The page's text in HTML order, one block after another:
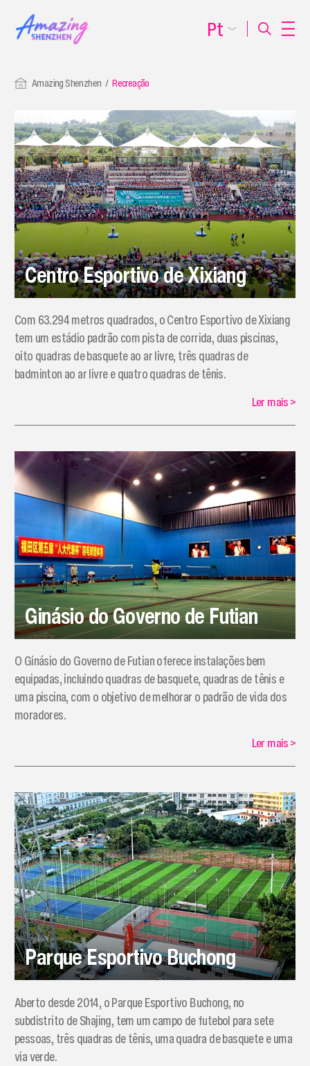
Amazing Shenzhen Recreação
Centro Esportivo de Xixiang
​Com 63.294 metros quadrados, o Centro Esportivo de Xixiang
tem um estádio padrão com pista de corrida, duas piscinas,
oito quadras de basquete ao ar livre, três quadras de
badminton ao ar livre e quatro quadras de tênis.
Ler mais>
Ginásio do Governo de Futian
​O Ginásio do Governo de Futian oferece instalações bem
equipadas, incluindo quadras de basquete, quadras de tênis e
uma piscina, com o objetivo de melhorar o padrão de vida dos
moradores.
Ler mais>
Parque Esportivo Buchong
​Aberto desde 2014, o Parque Esportivo Buchong, no
subdistrito de Shajing, tem um campo de futebol para sete
pessoas, três quadras de tênis, uma quadra de basquete e uma
via verde.
Pt